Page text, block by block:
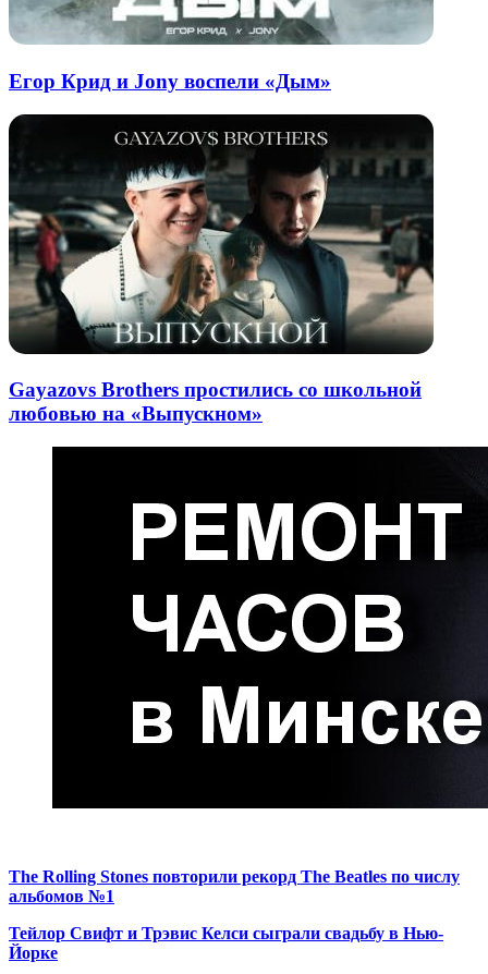
Егор Крид и Jony воспели «Дым»
Gayazovs Brothers простились со школьной
любовью на «Выпускном»
The Rolling Stones повторили рекорд The Beatles по числу
альбомов №1
Тейлор Свифт и Трэвис Келси сыграли свадьбу в Нью-
Йорке